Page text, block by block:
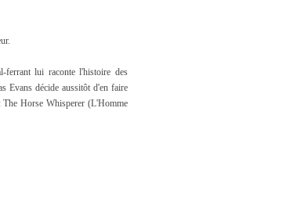
ferrant lui raconte l'histoire des
Evans décide aussitôt d'en faire
Horse Whisperer (L'Homme